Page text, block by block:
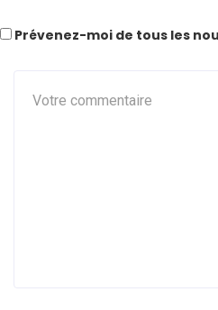
Prévenez-moi de tous les